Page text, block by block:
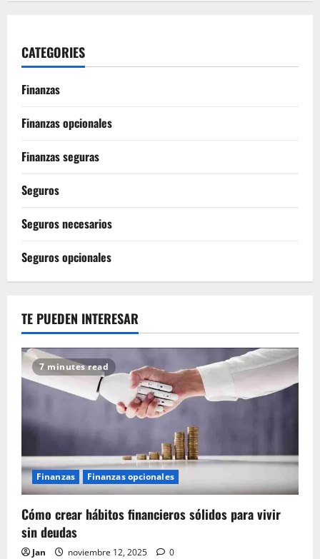
CATEGORIES
Finanzas
Finanzas opcionales
Finanzas seguras
Seguros
Seguros necesarios
Seguros opcionales
TE PUEDEN INTERESAR
7 minutes read
Finanzas Finanzas opcionales
Cómo crear hábitos financieros sólidos para vivir
sin deudas
Jan noviembre 12, 2025 0